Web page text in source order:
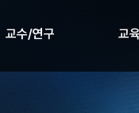
교수/연구 교육